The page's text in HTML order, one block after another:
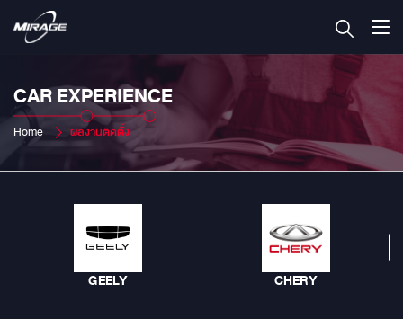
CAR EXPERIENCE
Home ผลงานติดตั้ง
GEELY CHERY